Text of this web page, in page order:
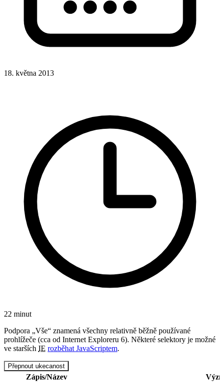
18. května 2013
22 minut
Podpora „Vše“ znamená všechny relativně běžně používané
prohlížeče (cca od Internet Exploreru 6). Některé selektory je možné
ve starších IE rozběhat JavaScriptem.
Přepnout ukecanost
Zápis/Název